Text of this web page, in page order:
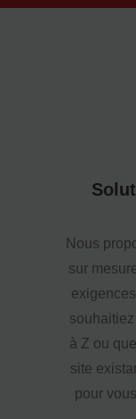
Nous
sur
à Z ou
site
pour